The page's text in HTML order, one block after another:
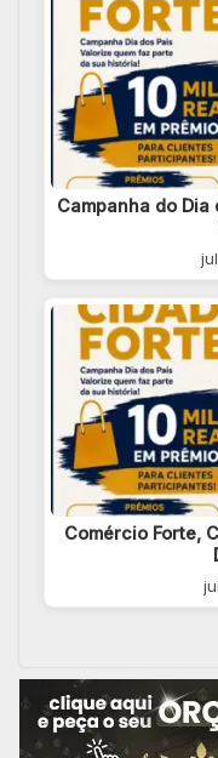
Campanha do Dia
Comércio Forte,